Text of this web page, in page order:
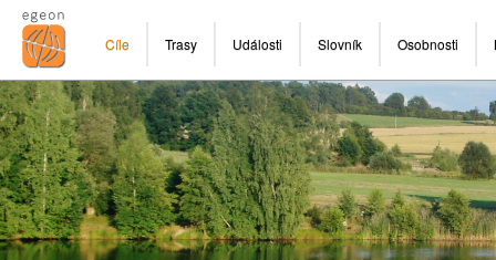
Cíle Trasy Události Slovník Osobnosti